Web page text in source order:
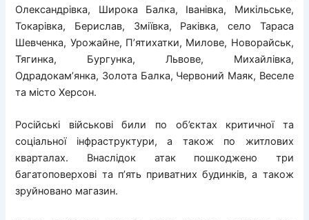
Олександрівка, Широка Балка, Іванівка, Микільське,
Токарівка, Берислав, Зміївка, Раківка, село Тараса
Шевченка, Урожайне, П’ятихатки, Милове, Новорайськ,
Тягинка, Бургунка, Львове, Михайлівка,
Одрадокам’янка, Золота Балка, Червоний Маяк, Веселе
та місто Херсон.
Російські військові били по об’єктах критичної та
соціальної інфраструктури, а також по житлових
кварталах. Внаслідок атак пошкоджено три
багатоповерхові та п’ять приватних будинків, а також
зруйновано магазин.